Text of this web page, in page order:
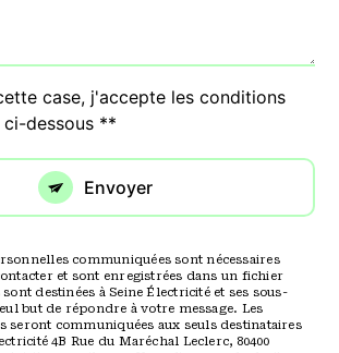
case, j'accepte les conditions
dessous **
Envoyer
communiquées sont nécessaires
et sont enregistrées dans un fichier
destinées à Seine Électricité et ses sous-
but de répondre à votre message. Les
seront communiquées aux seuls destinataires
4B Rue du Maréchal Leclerc, 80400